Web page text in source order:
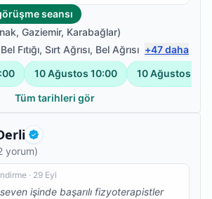
bacaklarımdaki çekmeler sona erdi
devam ediyorum ve kendimi
teşekkürler Gonca hanım
seansı
, Gaziemir, Karabağlar)
Bel Fıtığı, Sırt Ağrısı, Bel Ağrısı +47daha
10 Ağustos 10:00 10 Ağustos
Tüm tarihleri gör
Doğrulanmış
yorum)
· 29 Eyl
fizyoterapistler